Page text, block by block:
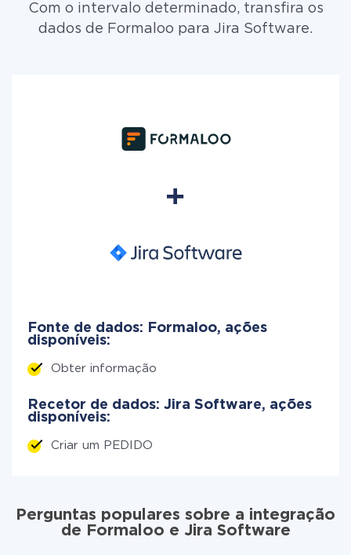
Com o intervalo determinado, transfira os
dados de Formaloo para Jira Software.
Fonte de dados: Formaloo, ações
disponíveis:
Obter informação
Recetor de dados: Jira Software, ações
disponíveis:
Criar um PEDIDO
Perguntas populares sobre a integração
de Formaloo e Jira Software